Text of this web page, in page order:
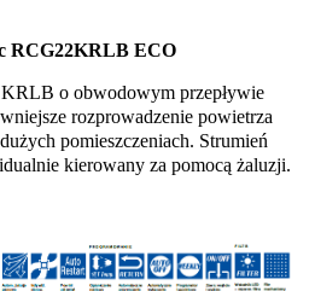
RCG22KRLB ECO
o obwodowym przepływie
rozprowadzenie powietrza
pomieszczeniach. Strumień
kierowany za pomocą żaluzji.